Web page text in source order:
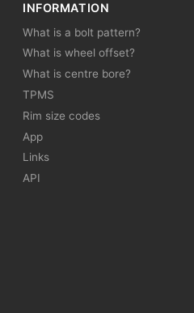
INFORMATION
What is a bolt pattern?
What is wheel offset?
What is centre bore?
TPMS
Rim size codes
App
Links
API